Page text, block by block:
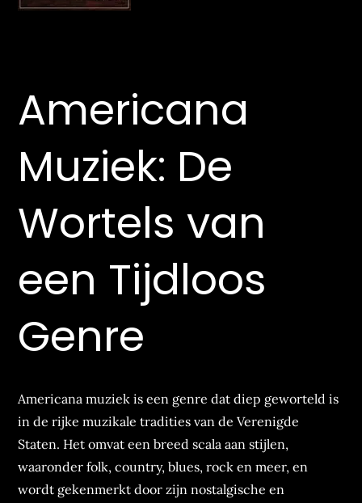
Americana
Muziek: De
Wortels van
een Tijdloos
Genre
Americana muziek is een genre dat diep geworteld is
in de rijke muzikale tradities van de Verenigde
Staten. Het omvat een breed scala aan stijlen,
waaronder folk, country, blues, rock en meer, en
wordt gekenmerkt door zijn nostalgische en